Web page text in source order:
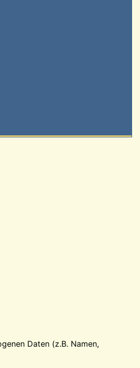
Daten (z.B. Namen,